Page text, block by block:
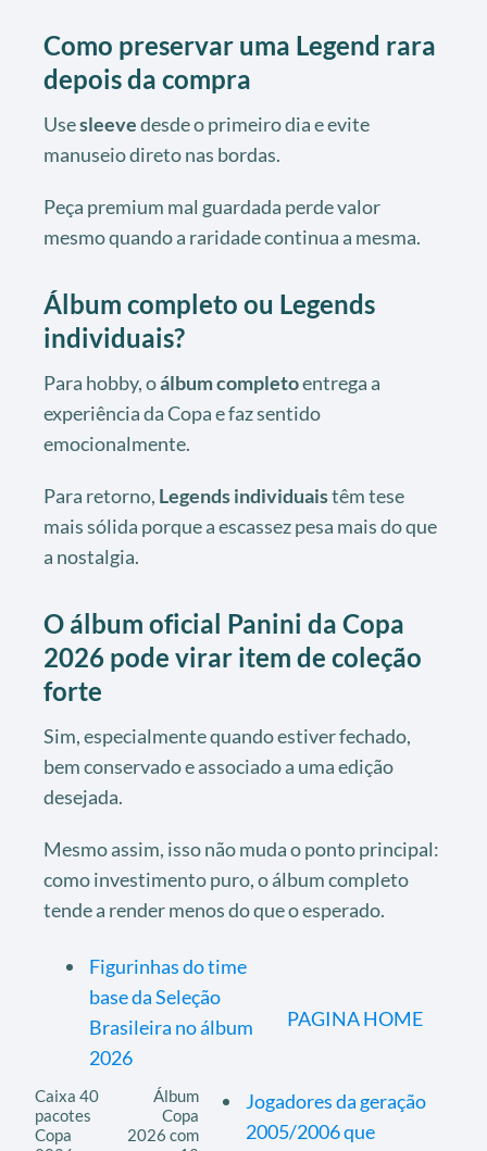
Como preservar uma Legend rara
depois da compra
Usesleevedesde o primeiro dia e evite
manuseio direto nas bordas.
Peça premium mal guardada perde valor
mesmo quando a raridade continua a mesma.
Álbum completo ou Legends
individuais?
Para hobby, oálbum completoentrega a
experiência da Copa e faz sentido
emocionalmente.
Para retorno, Legends individuaistêm tese
mais sólida porque a escassez pesa mais do que
a nostalgia.
O álbum oficial Panini da Copa
2026 pode virar item de coleção
forte
Sim, especialmente quando estiver fechado,
bem conservado e associado a uma edição
desejada.
Mesmo assim, isso não muda o ponto principal:
como investimento puro, o álbum completo
tende a render menos do que o esperado.
Figurinhas do time
base da Seleção
Brasileira no álbum
2026
Jogadores da geração
2005/2006 que
PAGINA HOME
Caixa 40
pacotes
Copa
Álbum
Copa
2026 com